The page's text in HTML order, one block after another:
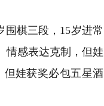
围棋三段，15岁进常
情感表达克制，但娃
娃获奖必包五星酒